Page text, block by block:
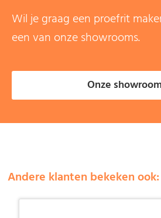
Wil je graag een proefrit
een van onze showrooms.
Onze
Andere klanten bekeken ook: